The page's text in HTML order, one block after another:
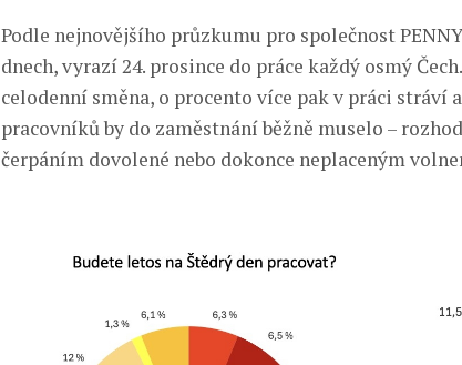
Podle nejnovějšího průzkumu pro společnost
dnech, vyrazí 24. prosince do práce každý osmý
celodenní směna, o procento více pak v práci stráví
pracovníků by do zaměstnání běžně muselo –
čerpáním dovolené nebo dokonce neplaceným